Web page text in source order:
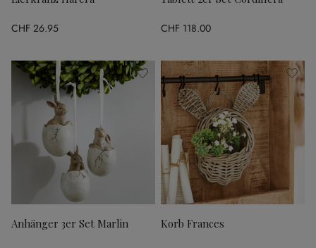
CHF 26.95 CHF 118.00
Anhänger 3er Set Marlin Korb Frances